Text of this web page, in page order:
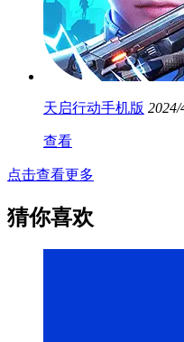
天启行动手机版 2024/
查看
点击查看更多
猜你喜欢